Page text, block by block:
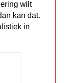
wilt
kan dat.
in